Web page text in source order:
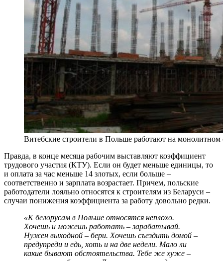
Витебские строители в Польше работают на монолитном
Правда, в конце месяца рабочим выставляют коэффициент
трудового участия (КТУ). Если он будет меньше единицы, то
и оплата за час меньше 14 злотых, если больше –
соответственно и зарплата возрастает. Причем, польские
работодатели лояльно относятся к строителям из Беларуси –
случаи понижения коэффициента за работу довольно редки.
«К белорусам в Польше относятся неплохо.
Хочешь и можешь работать – зарабатывай.
Нужен выходной – бери. Хочешь съездить домой –
предупреди и едь, хоть и на две недели. Мало ли
какие бывают обстоятельства. Тебе же хуже –